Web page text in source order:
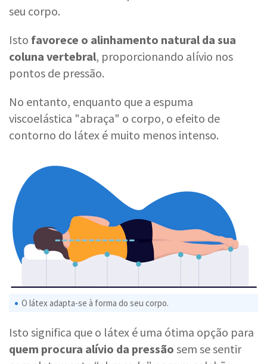
seu corpo.
Isto favorece o alinhamento natural da sua
coluna vertebral, proporcionando alívio nos
pontos de pressão.
No entanto, enquanto que a espuma
viscoelástica "abraça" o corpo, o efeito de
contorno do látex é muito menos intenso.
O látex adapta-se à forma do seu corpo.
Isto significa que o látex é uma ótima opção para
quem procura alívio da pressão sem se sentir